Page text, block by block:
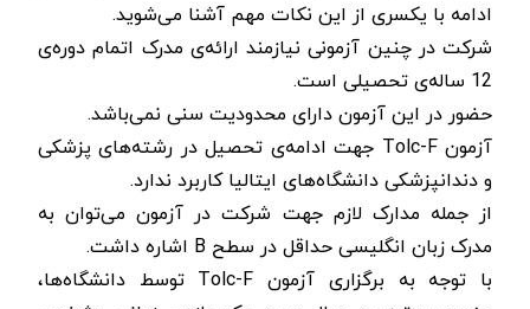
ادامه با یکسری از این نکات مهم آشنا می‌شوید.
شرکت در چنین آزمونی نیازمند ارائه‌ی مدرک اتمام دوره‌ی
12 ساله‌ی تحصیلی است.
حضور در این آزمون دارای محدودیت سنی نمی‌باشد.
آزمونTolc-F جهت ادامه‌ی تحصیل در رشته‌های پزشکی
و دندانپزشکی دانشگاه‌های ایتالیا کاربرد ندارد.
از جمله مدارک لازم جهت شرکت در آزمون می‌توان به
مدرک زبان انگلیسی حداقل در سطح B اشاره داشت.
با توجه به برگزاری آزمون Tolc-F توسط دانشگاه‌ها،